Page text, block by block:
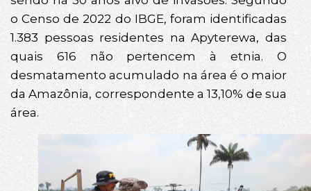
o Censo de 2022 do IBGE, foram identificadas
1.383 pessoas residentes na Apyterewa, das
quais 616 não pertencem à etnia. O
desmatamento acumulado na área é o maior
da Amazônia, correspondente a 13,10% de sua
área.